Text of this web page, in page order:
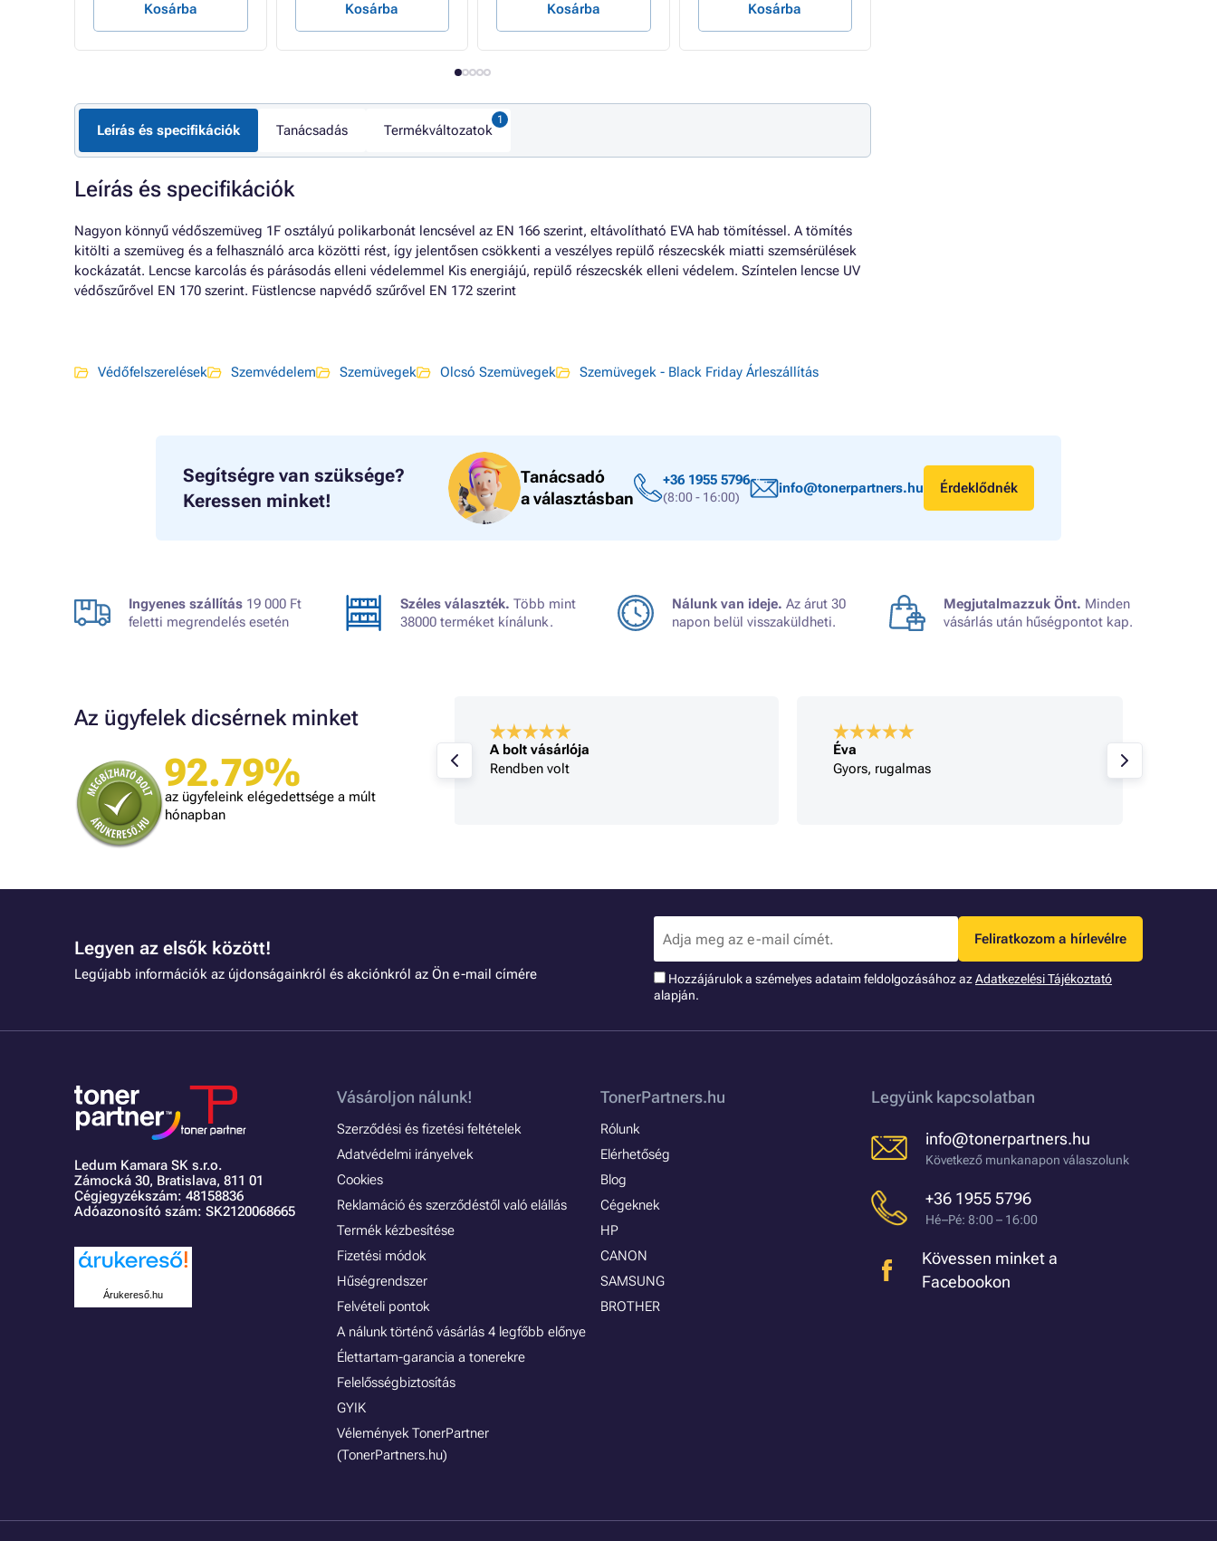
Kosárba Kosárba Kosárba Kosárba
Leírás és specifikációk Tanácsadás Termékváltozatok
Leírás és specifikációk
Nagyon könnyű védőszemüveg 1F osztályú polikarbonát lencsével az EN 166 szerint, eltávolítható EVA hab tömítéssel. A tömítés
kitölti a szemüveg és a felhasználó arca közötti rést, így jelentősen csökkenti a veszélyes repülő részecskék miatti szemsérülések
kockázatát. Lencse karcolás és párásodás elleni védelemmel Kis energiájú, repülő részecskék elleni védelem. Színtelen lencse UV
védőszűrővel EN 170 szerint. Füstlencse napvédő szűrővel EN 172 szerint
Védőfelszerelések Szemvédelem Szemüvegek Olcsó Szemüvegek Szemüvegek - Black Friday Árleszállítás
Segítségre van szüksége?
Keressen minket!
Tanácsadó
a választásban
+36 1955 5796
(8:00 - 16:00)
info@tonerpartners.hu Érdeklődnék
Ingyenes szállítás 19 000 Ft
feletti megrendelés esetén
Széles választék. Több mint
38000 terméket kínálunk.
Nálunk van ideje. Az árut 30
napon belül visszaküldheti.
Megjutalmazzuk Önt. Minden
vásárlás után hűségpontot kap.
Az ügyfelek dicsérnek minket
92.79%
az ügyfeleink elégedettsége a múlt
hónapban
Minden úgy történt ahogyan ígérték.
gy kéne minden kereskedőnek dolgozni.
A bolt vásárlója
Rendben volt
Éva
Gyors, rugalmas
Legyen az elsők között!
Legújabb információk az újdonságainkról és akciónkról az Ön e-mail címére
Feliratkozom a hírlevélre
Hozzájárulok a szémelyes adataim feldolgozásához azAdatkezelési Tájékoztató
alapján.
Ledum Kamara SK s.r.o.
Zámocká 30, Bratislava, 811 01
Cégjegyzékszám: 48158836
Adóazonosító szám: SK2120068665
Árukereső.hu
Vásároljon nálunk!
Szerződési és fizetési feltételek
Adatvédelmi irányelvek
Cookies
Reklamáció és szerződéstől való elállás
Termék kézbesítése
Fizetési módok
Hűségrendszer
Felvételi pontok
A nálunk történő vásárlás 4 legfőbb előnye
Élettartam-garancia a tonerekre
Felelősségbiztosítás
GYIK
Vélemények TonerPartner
(TonerPartners.hu)
TonerPartners.hu
Rólunk
Elérhetőség
Blog
Cégeknek
HP
CANON
SAMSUNG
BROTHER
Legyünk kapcsolatban
info@tonerpartners.hu
Következő munkanapon válaszolunk
+36 1955 5796
Hé–Pé: 8:00 – 16:00
Kövessen minket a
Facebookon